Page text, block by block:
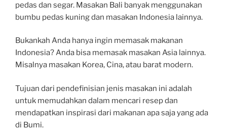
pedas dan segar. Masakan Bali banyak menggunakan
bumbu pedas kuning dan masakan Indonesia lainnya.
Bukankah Anda hanya ingin memasak makanan
Indonesia? Anda bisa memasak masakan Asia lainnya.
Misalnya masakan Korea, Cina, atau barat modern.
Tujuan dari pendefinisian jenis masakan ini adalah
untuk memudahkan dalam mencari resep dan
mendapatkan inspirasi dari makanan apa saja yang ada
di Bumi.